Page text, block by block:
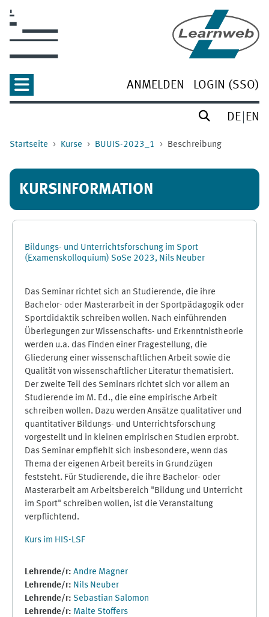
ANMELDEN LOGIN (SSO)
DE EN
Startseite Kurse BUUIS-2023_1 Beschreibung
KURSINFORMATION
Bildungs- und Unterrichtsforschung im Sport
(Examenskolloquium) SoSe 2023, Nils Neuber
Das Seminar richtet sich an Studierende, die ihre
Bachelor- oder Masterarbeit in der Sportpädagogik oder
Sportdidaktik schreiben wollen. Nach einführenden
Überlegungen zur Wissenschafts- und Erkenntnistheorie
werden u.a. das Finden einer Fragestellung, die
Gliederung einer wissenschaftlichen Arbeit sowie die
Qualität von wissenschaftlicher Literatur thematisiert.
Der zweite Teil des Seminars richtet sich vor allem an
Studierende im M. Ed., die eine empirische Arbeit
schreiben wollen. Dazu werden Ansätze qualitativer und
quantitativer Bildungs- und Unterrichtsforschung
vorgestellt und in kleinen empirischen Studien erprobt.
Das Seminar empfiehlt sich insbesondere, wenn das
Thema der eigenen Arbeit bereits in Grundzügen
feststeht. Für Studierende, die ihre Bachelor- oder
Masterarbeit am Arbeitsbereich "Bildung und Unterricht
im Sport" schreiben wollen, ist die Veranstaltung
verpflichtend.
Kurs im HIS-LSF
Lehrende/r: Andre Magner
Lehrende/r: Nils Neuber
Lehrende/r: Sebastian Salomon
Lehrende/r: Malte Stoffers